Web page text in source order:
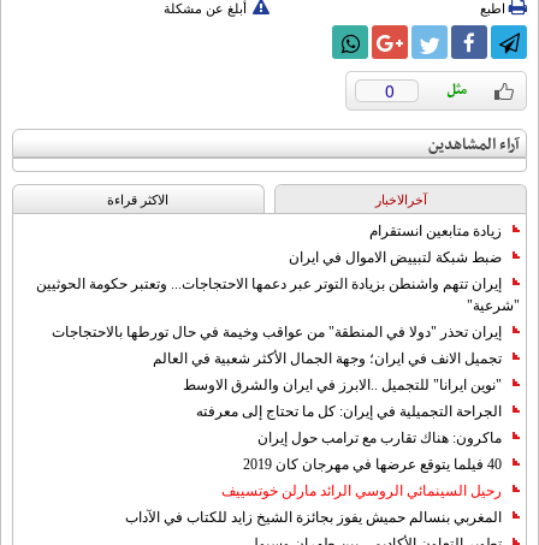
اطبع
أبلغ عن مشكلة
0
آراء المشاهدين
آخرالاخبار الاکثر قراءة
زيادة متابعين انستقرام
ضبط شبكة لتبييض الاموال في ايران
إيران تتهم واشنطن بزيادة التوتر عبر دعمها الاحتجاجات... وتعتبر حكومة الحوثيين
"شرعية"
إيران تحذر "دولا في المنطقة" من عواقب وخيمة في حال تورطها بالاحتجاجات
تجميل الانف في ايران؛ وجهة الجمال الأكثر شعبية في العالم
"نوين ايرانا" للتجميل ..الابرز في ايران والشرق الاوسط
الجراحة التجميلية في إيران: كل ما تحتاج إلى معرفته
ماكرون: هناك تقارب مع ترامب حول إيران
40 فيلما يتوقع عرضها في مهرجان كان 2019
رحيل السينمائي الروسي الرائد مارلن خوتسييف
المغربي بنسالم حميش يفوز بجائزة الشيخ زايد للكتاب في الآداب